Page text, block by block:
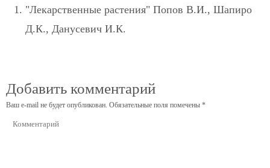
"Лекарственные растения" Попов В.И., Шапиро
Д.К., Данусевич И.К.
Добавить комментарий
Ваш e-mail не будет опубликован. Обязательные поля помечены *